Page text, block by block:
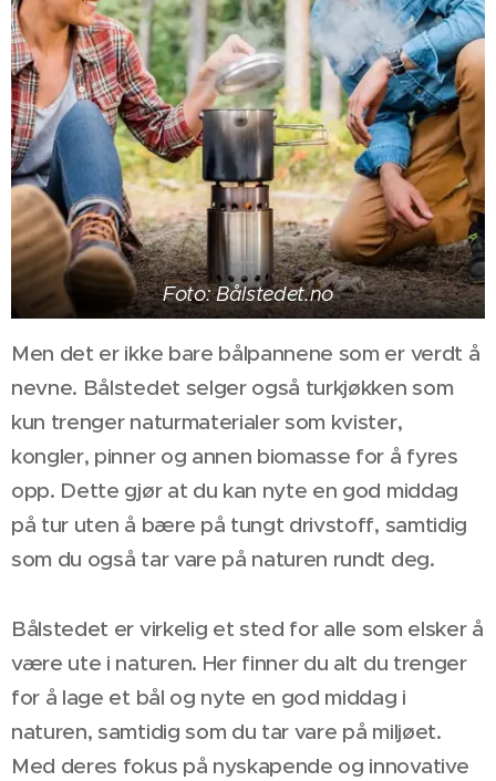
Foto: Bålstedet.no
Men det er ikke bare bålpannene som er verdt å
nevne. Bålstedet selger også turkjøkken som
kun trenger naturmaterialer som kvister,
kongler, pinner og annen biomasse for å fyres
opp. Dette gjør at du kan nyte en god middag
på tur uten å bære på tungt drivstoff, samtidig
som du også tar vare på naturen rundt deg.
Bålstedet er virkelig et sted for alle som elsker å
være ute i naturen. Her finner du alt du trenger
for å lage et bål og nyte en god middag i
naturen, samtidig som du tar vare på miljøet.
Med deres fokus på nyskapende og innovative